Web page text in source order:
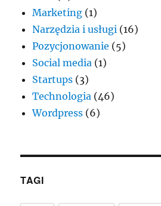
Marketing (1)
Narzędzia i usługi (16)
Pozycjonowanie (5)
Social media (1)
Startups (3)
Technologia (46)
Wordpress (6)
TAGI